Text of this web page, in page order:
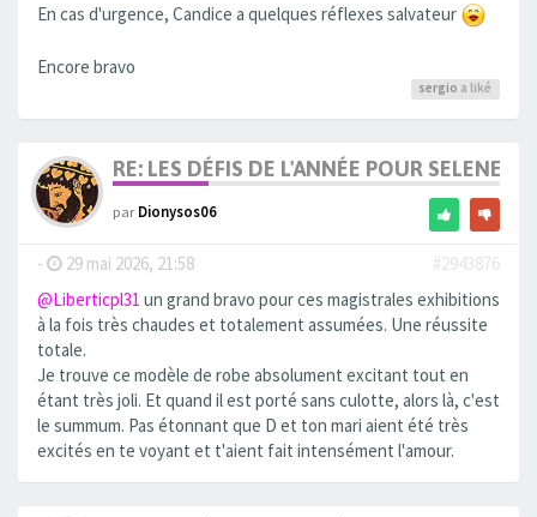
En cas d'urgence, Candice a quelques réflexes salvateur
Encore bravo
sergio a liké
RE: LES DÉFIS DE L'ANNÉE POUR SELENE
parDionysos06
- 29 mai 2026, 21:58
#2943876
@Liberticpl31 un grand bravo pour ces magistrales exhibitions
à la fois très chaudes et totalement assumées. Une réussite
totale.
Je trouve ce modèle de robe absolument excitant tout en
étant très joli. Et quand il est porté sans culotte, alors là, c'est
le summum. Pas étonnant que D et ton mari aient été très
excités en te voyant et t'aient fait intensément l'amour.